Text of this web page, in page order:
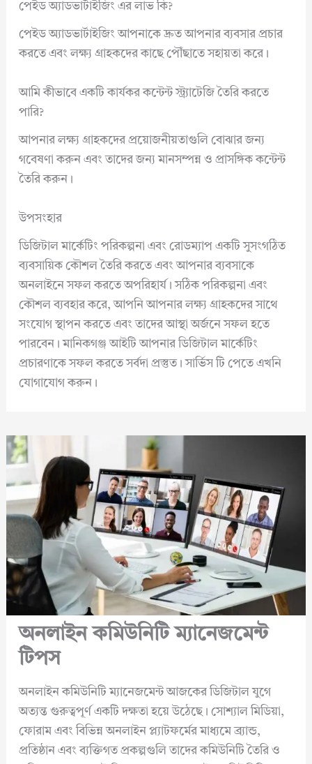
পেইড অ্যাডভার্টাইজিং এর লাভ কি?
পেইড অ্যাডভার্টাইজিং আপনাকে দ্রুত আপনার ব্যবসার প্রচার
করতে এবং লক্ষ্য গ্রাহকদের কাছে পৌঁছাতে সহায়তা করে।
আমি কীভাবে একটি কার্যকর কন্টেন্ট স্ট্র্যাটেজি তৈরি করতে
পারি?
আপনার লক্ষ্য গ্রাহকদের প্রয়োজনীয়তাগুলি বোঝার জন্য
গবেষণা করুন এবং তাদের জন্য মানসম্পন্ন ও প্রাসঙ্গিক কন্টেন্ট
তৈরি করুন।
উপসংহার
ডিজিটাল মার্কেটিং পরিকল্পনা এবং রোডম্যাপ একটি সুসংগঠিত
ব্যবসায়িক কৌশল তৈরি করতে এবং আপনার ব্যবসাকে
অনলাইনে সফল করতে অপরিহার্য। সঠিক পরিকল্পনা এবং
কৌশল ব্যবহার করে, আপনি আপনার লক্ষ্য গ্রাহকদের সাথে
সংযোগ স্থাপন করতে এবং তাদের আস্থা অর্জনে সফল হতে
পারবেন। মানিকগঞ্জ আইটি আপনার ডিজিটাল মার্কেটিং
প্রচারণাকে সফল করতে সর্বদা প্রস্তুত। সার্ভিস টি পেতে এখনি
যোগাযোগ করুন।
অনলাইন কমিউনিটি ম্যানেজমেন্ট
টিপস
অনলাইন কমিউনিটি ম্যানেজমেন্ট আজকের ডিজিটাল যুগে
অত্যন্ত গুরুত্বপূর্ণ একটি দক্ষতা হয়ে উঠেছে। সোশ্যাল মিডিয়া,
ফোরাম এবং বিভিন্ন অনলাইন প্ল্যাটফর্মের মাধ্যমে ব্র্যান্ড,
প্রতিষ্ঠান এবং ব্যক্তিগত প্রকল্পগুলি তাদের কমিউনিটি তৈরি ও